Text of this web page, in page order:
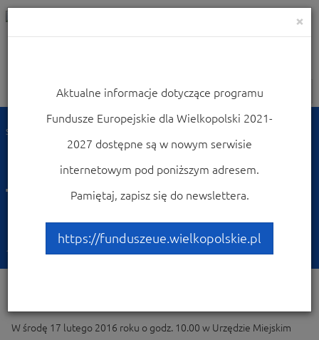
Nawigacja
Strona główna
Podpisanie Mandatu
Terytorialnego dla
Konińskiego OSI
16-02-2016Wydarzenia | Informacja
W środę 17 lutego 2016 roku o godz. 10.00 w Urzędzie Miejskim
×
Aktualne informacje dotyczące programu
Fundusze Europejskie dla Wielkopolski 2021-
2027 dostępne są w nowym serwisie
internetowym pod poniższym adresem.
Pamiętaj, zapisz się do newslettera.
https://funduszeue.wielkopolskie.pl